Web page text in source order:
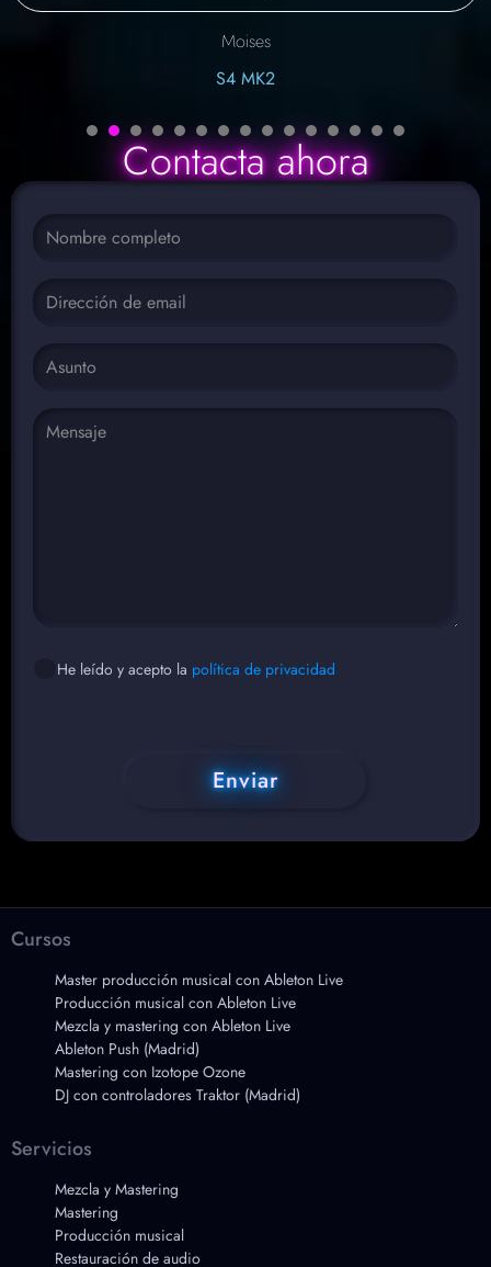
Moises
S4 MK2
1 2 3 4 5 6
Contacta ahora
He leído y acepto la política de privacidad
Enviar
Cursos
Master producción musical con Ableton Live
Producción musical con Ableton Live
Mezcla y mastering con Ableton Live
Ableton Push (Madrid)
Mastering con Izotope Ozone
DJ con controladores Traktor (Madrid)
Servicios
Mezcla y Mastering
Mastering
Producción musical
Restauración de audio